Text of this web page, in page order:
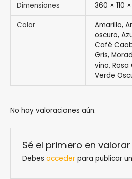
Dimensiones 360 × 110
Color
Amarillo,
oscuro,
Café
Gris,
vino, Rosa
Verde
No hay valoraciones aún.
Sé el primero en valorar
Debes accederpara publicar